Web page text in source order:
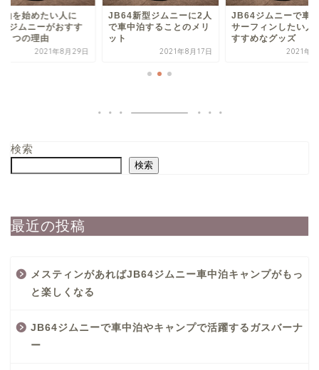
泊を始めたい人に
ジムニーがおすす
５つの理由
2021年8月29日
JB64新型ジムニーに2人
で車中泊することのメリ
ット
2021年8月17日
JB64ジムニーで車
サーフィンしたい人
すすめなグッズ
2021年9
検索
検索
最近の投稿
メスティンがあればJB64ジムニー車中泊キャンプがもっ
と楽しくなる
JB64ジムニーで車中泊やキャンプで活躍するガスバーナ
ー